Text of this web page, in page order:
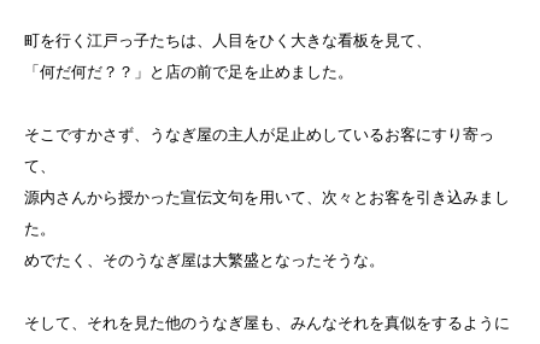
町を行く江戸っ子たちは、人目をひく大きな看板を見て、
「何だ何だ？？」と店の前で足を止めました。
そこですかさず、うなぎ屋の主人が足止めしているお客にすり寄っ
て、
源内さんから授かった宣伝文句を用いて、次々とお客を引き込みまし
た。
めでたく、そのうなぎ屋は大繁盛となったそうな。
そして、それを見た他のうなぎ屋も、みんなそれを真似をするように